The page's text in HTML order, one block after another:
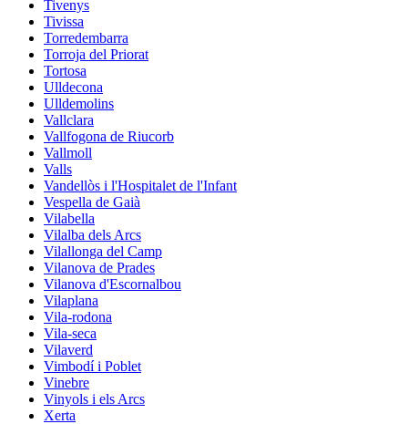
Tivenys
Tivissa
Torredembarra
Torroja del Priorat
Tortosa
Ulldecona
Ulldemolins
Vallclara
Vallfogona de Riucorb
Vallmoll
Valls
Vandellòs i l'Hospitalet de l'Infant
Vespella de Gaià
Vilabella
Vilalba dels Arcs
Vilallonga del Camp
Vilanova de Prades
Vilanova d'Escornalbou
Vilaplana
Vila-rodona
Vila-seca
Vilaverd
Vimbodí i Poblet
Vinebre
Vinyols i els Arcs
Xerta